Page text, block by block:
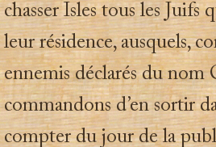
chasser Isles tous les Juifs
leur résidence, ausquels,
ennemis déclarés du nom
commandons d’en sortir
compter du jour de la